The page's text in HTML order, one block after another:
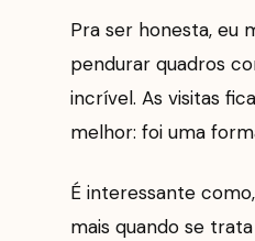
Pra ser honesta, eu
pendurar quadros
incrível. As visitas
melhor: foi uma
É interessante
mais quando se